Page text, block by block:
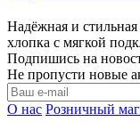
Надёжная и
хлопка с мягкой
Подпишись на
Не пропусти новые
О нас Розничный